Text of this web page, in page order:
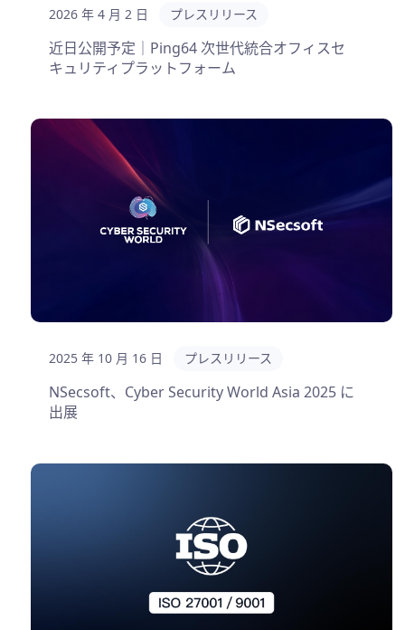
2026 年 4 月 2 日 プレスリリース
近日公開予定｜Ping64 次世代統合オフィスセ
キュリティプラットフォーム
2025 年 10 月 16 日 プレスリリース
NSecsoft、Cyber Security World Asia 2025 に
出展